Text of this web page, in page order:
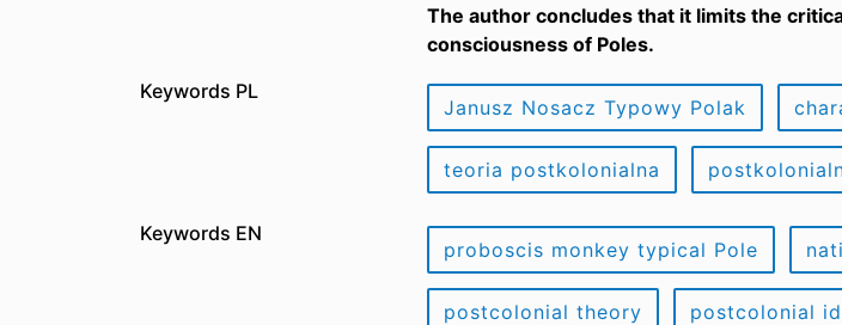
The author concludes that it limits the
consciousness of Poles.
Keywords PL
Janusz Nosacz Typowy Polak
teoria postkolonialna
Keywords EN
proboscis monkey typical Pole
postcolonial theory postcolonial